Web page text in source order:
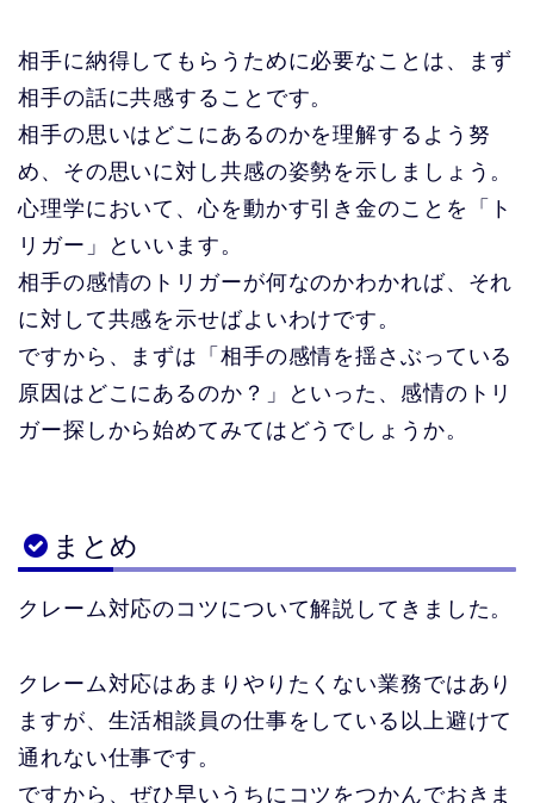
相手に納得してもらうために必要なことは、まず
相手の話に共感することです。
相手の思いはどこにあるのかを理解するよう努
め、その思いに対し共感の姿勢を示しましょう。
心理学において、心を動かす引き金のことを「ト
リガー」といいます。
相手の感情のトリガーが何なのかわかれば、それ
に対して共感を示せばよいわけです。
ですから、まずは「相手の感情を揺さぶっている
原因はどこにあるのか？」といった、感情のトリ
ガー探しから始めてみてはどうでしょうか。
まとめ
クレーム対応のコツについて解説してきました。
クレーム対応はあまりやりたくない業務ではあり
ますが、生活相談員の仕事をしている以上避けて
通れない仕事です。
ですから、ぜひ早いうちにコツをつかんでおきま